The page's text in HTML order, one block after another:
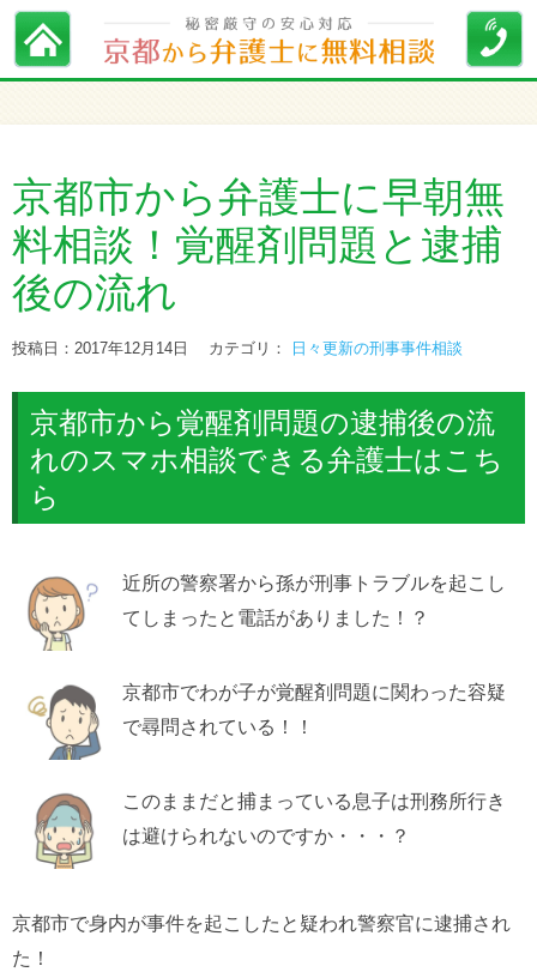
京都市から弁護士に早朝無
料相談！覚醒剤問題と逮捕
後の流れ
投稿日：2017年12月14日 カテゴリ： 日々更新の刑事事件相談
京都市から覚醒剤問題の逮捕後の流
れのスマホ相談できる弁護士はこち
ら
近所の警察署から孫が刑事トラブルを起こし
てしまったと電話がありました！？
京都市でわが子が覚醒剤問題に関わった容疑
で尋問されている！！
このままだと捕まっている息子は刑務所行き
は避けられないのですか・・・？
京都市で身内が事件を起こしたと疑われ警察官に逮捕され
た！